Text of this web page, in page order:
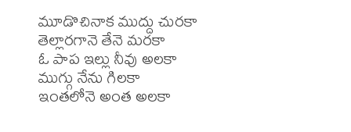
మూడొచినాక ముద్దు చురకా
తెల్లారగానె తేనె మరకా
ఓ పాప ఇల్లు నీవు అలకా
ముగ్గు నేను గిలకా
ఇంతలోనె అంత అలకా